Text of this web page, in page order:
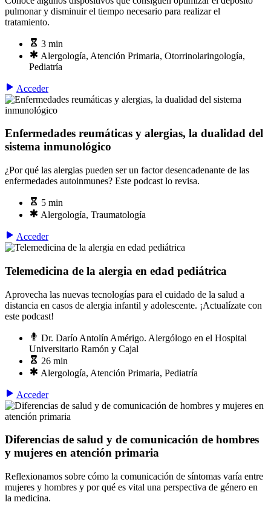
pulmonar y disminuir el tiempo necesario para realizar el
tratamiento.
3 min
Alergología, Atención Primaria, Otorrinolaringología,
Pediatría
Acceder
Enfermedades reumáticas y alergias, la dualidad del
sistema inmunológico
¿Por qué las alergias pueden ser un factor desencadenante de las
enfermedades autoinmunes? Este podcast lo revisa.
5 min
Alergología, Traumatología
Acceder
Telemedicina de la alergia en edad pediátrica
Aprovecha las nuevas tecnologías para el cuidado de la salud a
distancia en casos de alergia infantil y adolescente. ¡Actualízate con
este podcast!
Dr. Darío Antolín Amérigo. Alergólogo en el Hospital
Universitario Ramón y Cajal
26 min
Alergología, Atención Primaria, Pediatría
Acceder
Diferencias de salud y de comunicación de hombres
y mujeres en atención primaria
Reflexionamos sobre cómo la comunicación de síntomas varía entre
mujeres y hombres y por qué es vital una perspectiva de género en
la medicina.